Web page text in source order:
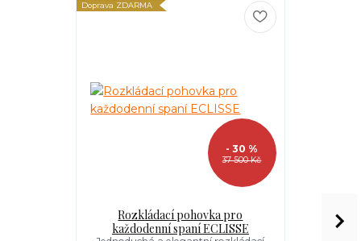
Doprava ZDARMA
37 500 Kč
- 30 %
Rozkládací pohovka pro
každodenní spaní ECLISSE